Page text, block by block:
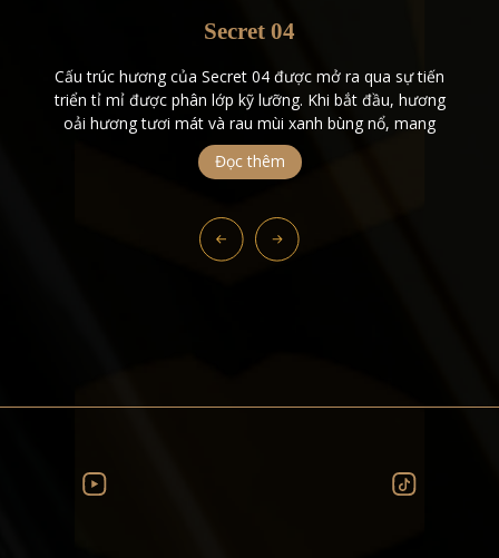
Secret 04
Cấu trúc hương của Secret 04 được mở ra qua sự tiến
triển tỉ mỉ được phân lớp kỹ lưỡng. Khi bắt đầu, hương
oải hương tươi mát và rau mùi xanh bùng nổ, mang
đến một sự bùng nổ tươi mát, tràn đầy năng lượng
ngay lập tức thu hút sự chú ý. Khi […]
Đọc thêm